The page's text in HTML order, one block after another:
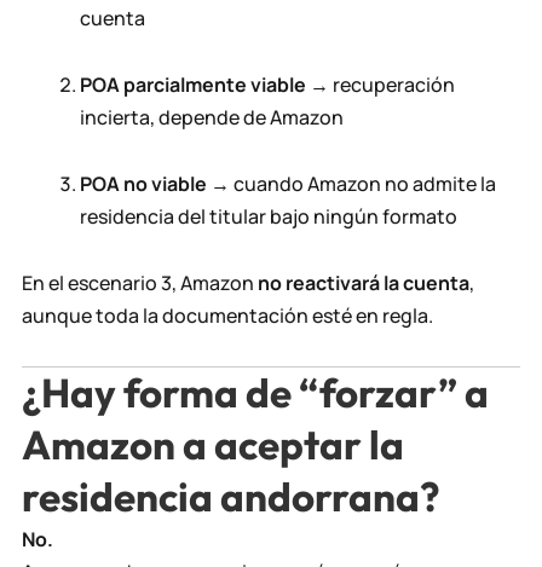
cuenta
POA parcialmente viable → recuperación
incierta, depende de Amazon
POA no viable → cuando Amazon no admite la
residencia del titular bajo ningún formato
En el escenario 3, Amazon no reactivará la cuenta,
aunque toda la documentación esté en regla.
¿Hay forma de “forzar” a
Amazon a aceptar la
residencia andorrana?
No.